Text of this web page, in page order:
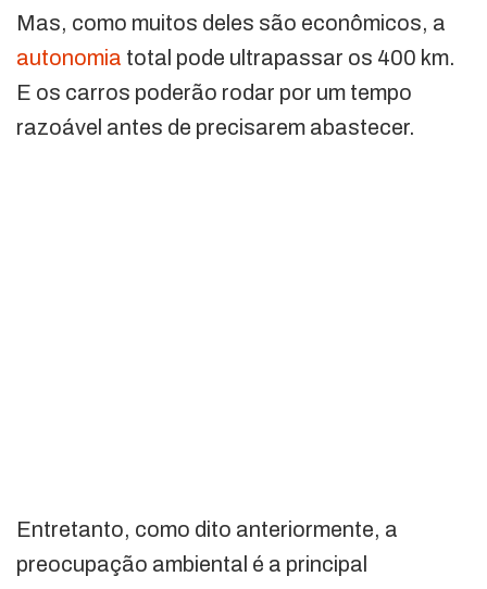
Mas, como muitos deles são econômicos, a
autonomia total pode ultrapassar os 400 km.
E os carros poderão rodar por um tempo
razoável antes de precisarem abastecer.
Entretanto, como dito anteriormente, a
preocupação ambiental é a principal